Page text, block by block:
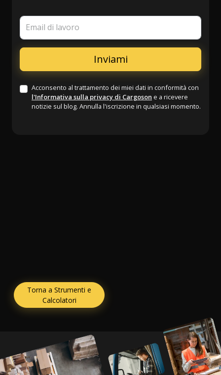
Email di lavoro
Acconsento al trattamento dei miei dati in conformità con
l'Informativa sulla privacy di Cargoson e a ricevere
notizie sul blog. Annulla l'iscrizione in qualsiasi momento.
Torna a Strumenti e
Calcolatori